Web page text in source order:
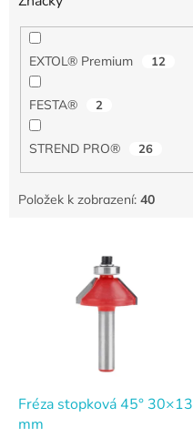
EXTOL® Premium 12
FESTA® 2
STREND PRO® 26
Položek k zobrazení: 40
Fréza stopková 45° 30×13
mm